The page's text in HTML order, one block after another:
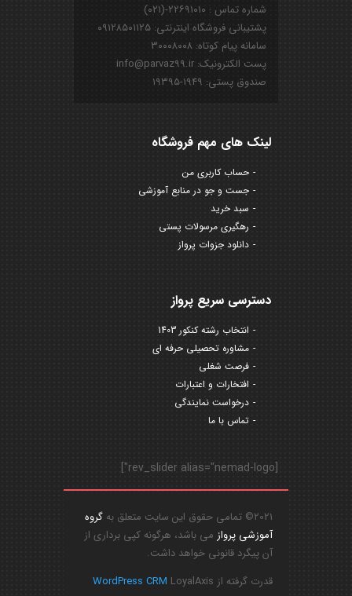
شماره تماس : ۲۲۶۹۱۰۱۰-(۰۲۱)
پشتیبانی فروشگاه اینترنتی: ۰۹۱۲۸۵۰۱۱۲۵
سامانه پیام کوتاه: ۳۰۰۰۸۰۰۸
پست الکترونیک: info@parvaz99.ir
صندوق پستی: ۱۹۴۹-۱۹۳۹۵
لینک های مهم فروشگاه
حساب کاربری من
جست و جو در منابع آموزشی
سبد خرید
رهگیری مرسولات پستی
دانلود جزوات پرواز
دسترسی سریع پرواز
انتخاب رشته کنکور 1403
مشاوره تحصیلی حرفه ای
فرصت شغلی
افتخارات و اعتبارات
درخواست نمایندگی
تماس با ما
[rev_slider alias="nemad-logo"]
2021© تمامی حقوق این سایت متعلق به
گروه
آموزشی پرواز می باشد، هرگونه کپی برداری از
آن پیگرد قانونی خواهد داشت.
قدرت گرفته از
WordPress CRM LoyalAxis